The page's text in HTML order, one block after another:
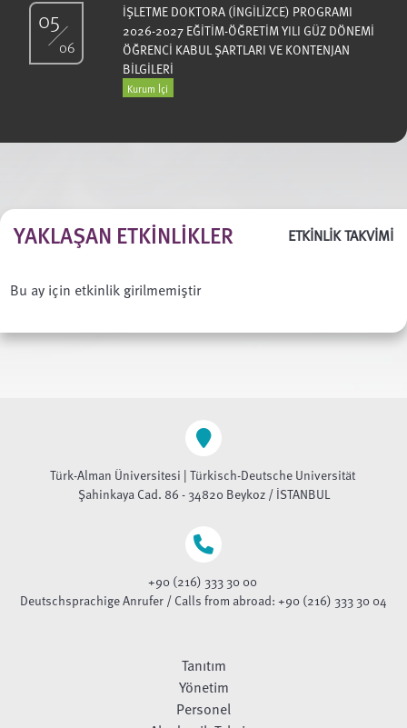
05
06
İŞLETME DOKTORA (İNGİLİZCE) PROGRAMI
2026-2027 EĞİTİM-ÖĞRETİM YILI GÜZ DÖNEMİ
ÖĞRENCİ KABUL ŞARTLARI VE KONTENJAN
BİLGİLERİ
Kurum İçi
YAKLAŞAN ETKINLIKLER ETKİNLİK TAKVİMİ
Bu ay için etkinlik girilmemiştir
Türk-Alman Üniversitesi | Türkisch-Deutsche Universität
Şahinkaya Cad. 86 - 34820 Beykoz / İSTANBUL
+90 (216) 333 30 00
Deutschsprachige Anrufer / Calls from abroad: +90 (216) 333 30 04
Tanıtım
Yönetim
Personel